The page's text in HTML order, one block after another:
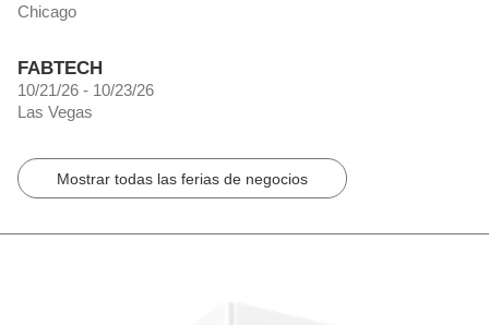
Chicago
FABTECH
10/21/26 - 10/23/26
Las Vegas
Mostrar todas las ferias de negocios